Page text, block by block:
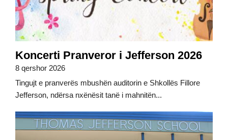
Koncerti Pranveror i Jefferson 2026
8 qershor 2026
Tingujt e pranverës mbushën auditorin e Shkollës Fillore
Jefferson, ndërsa nxënësit tanë i mahnitën...